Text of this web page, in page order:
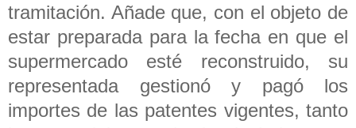
tramitación. Añade que, con el objeto de
estar preparada para la fecha en que el
supermercado esté reconstruido, su
representada gestionó y pagó los
importes de las patentes vigentes, tanto